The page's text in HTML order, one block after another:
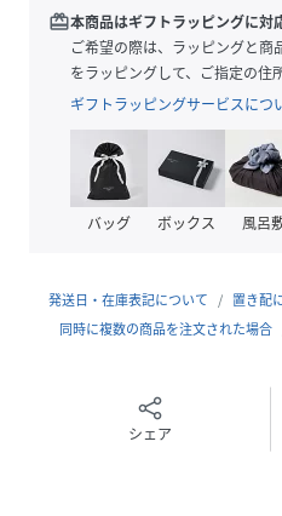
ロゴは品よく刺繍で表現。ハ
強度面も安心。ハンドルは肩
底板付きで中身を入れても底
るところは、CELFORDが大事
です。
してもぜひおすすめ。
で、華やかな印象に。
redeem本商品はギフトラッピングに対
ご希望の際は、ラッピングと
をラッピングして、ご指定の住
ギフトラッピングサービスにつ
バッグ ボックス 風呂
発送日・在庫表記について 置き配
同時に複数の商品を注文された場合
シェア